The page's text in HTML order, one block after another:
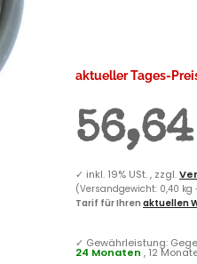
aktueller Tages-
✓ inkl. 19% USt. , zzgl.
(Versandgewicht: 0,40 kg
Tarif für Ihren aktuellen
✓ Gewährleistung:
24 Monaten , 12